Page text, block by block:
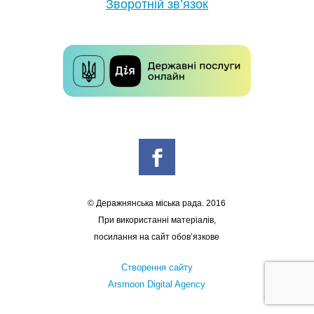
Зворотній зв’язок
© Деражнянська міська рада. 2016
При використанні матеріалів,
посилання на сайт обов’язкове
Створення сайту
Arsmoon Digital Agency